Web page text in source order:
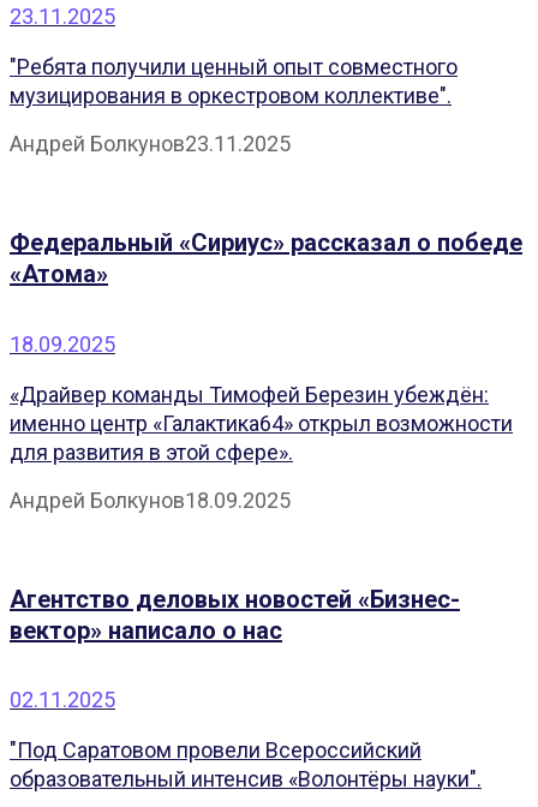
23.11.2025
"Ребята получили ценный опыт совместного
музицирования в оркестровом коллективе".
Андрей Болкунов23.11.2025
Федеральный «Сириус» рассказал о победе
«Атома»
18.09.2025
«Драйвер команды Тимофей Березин убеждён:
именно центр «Галактика64» открыл возможности
для развития в этой сфере».
Андрей Болкунов18.09.2025
Агентство деловых новостей «Бизнес-
вектор» написало о нас
02.11.2025
"Под Саратовом провели Всероссийский
образовательный интенсив «Волонтёры науки".